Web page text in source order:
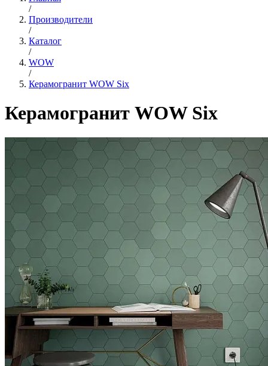
/
Производители
/
Каталог
/
WOW
/
Керамогранит WOW Six
Керамогранит WOW Six